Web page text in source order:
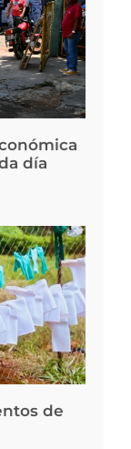
día
de